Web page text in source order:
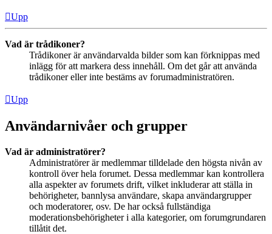
Upp
Vad är trådikoner?
Trådikoner är användarvalda bilder som kan förknippas med
inlägg för att markera dess innehåll. Om det går att använda
trådikoner eller inte bestäms av forumadministratören.
Upp
Användarnivåer och grupper
Vad är administratörer?
Administratörer är medlemmar tilldelade den högsta nivån av
kontroll över hela forumet. Dessa medlemmar kan kontrollera
alla aspekter av forumets drift, vilket inkluderar att ställa in
behörigheter, bannlysa användare, skapa användargrupper
och moderatorer, osv. De har också fullständiga
moderationsbehörigheter i alla kategorier, om forumgrundaren
tillåtit det.